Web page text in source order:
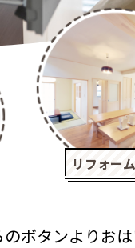
リフォー
ボタンよりおは